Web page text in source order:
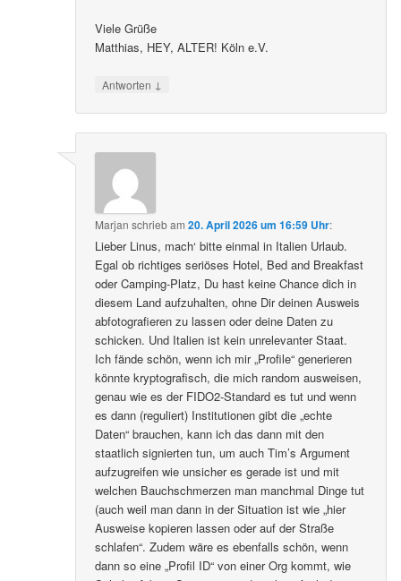
Viele Grüße
Matthias, HEY, ALTER! Köln e.V.
Antworten ↓
Marjan schriebam20. April 2026 um 16:59 Uhr:
Lieber Linus, mach‘ bitte einmal in Italien Urlaub.
Egal ob richtiges seriöses Hotel, Bed and Breakfast
oder Camping-Platz, Du hast keine Chance dich in
diesem Land aufzuhalten, ohne Dir deinen Ausweis
abfotografieren zu lassen oder deine Daten zu
schicken. Und Italien ist kein unrelevanter Staat.
Ich fände schön, wenn ich mir „Profile“ generieren
könnte kryptografisch, die mich random ausweisen,
genau wie es der FIDO2-Standard es tut und wenn
es dann (reguliert) Institutionen gibt die „echte
Daten“ brauchen, kann ich das dann mit den
staatlich signierten tun, um auch Tim’s Argument
aufzugreifen wie unsicher es gerade ist und mit
welchen Bauchschmerzen man manchmal Dinge tut
(auch weil man dann in der Situation ist wie „hier
Ausweise kopieren lassen oder auf der Straße
schlafen“. Zudem wäre es ebenfalls schön, wenn
dann so eine „Profil ID“ von einer Org kommt, wie